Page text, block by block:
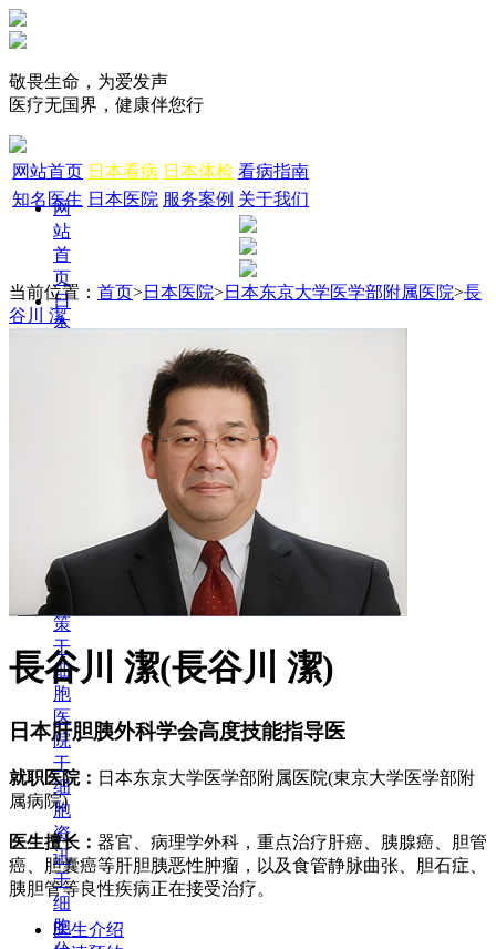
敬畏生命，为爱发声
医疗无国界，健康伴您行
网
站
首
页
日
本
细
胞
策
干
细
胞
医
院
干
细
胞
资
讯
干
细
胞
网站首页 日本看病 日本体检 看病指南
知名医生 日本医院 服务案例 关于我们
当前位置： 首页>日本医院>日本东京大学医学部附属医院>長
谷川 潔
長谷川 潔(長谷川 潔)
日本肝胆胰外科学会高度技能指导医
就职医院： 日本东京大学医学部附属医院(東京大学医学部附
属病院)
医生擅长： 器官、病理学外科，重点治疗肝癌、胰腺癌、胆管
癌、胆囊癌等肝胆胰恶性肿瘤，以及食管静脉曲张、胆石症、
胰胆管等良性疾病正在接受治疗。
医生介绍